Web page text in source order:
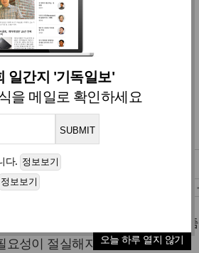
일간지 '기독일보'
을 메일로 확인하세요
다.
오늘 하루 열지 않기
07. 02 22:05
포 엄습 (종합)
괴..수출 채산성 악화
이끌어가는 수출의 증가세가 주춤
요성이 절실해지고 있다.